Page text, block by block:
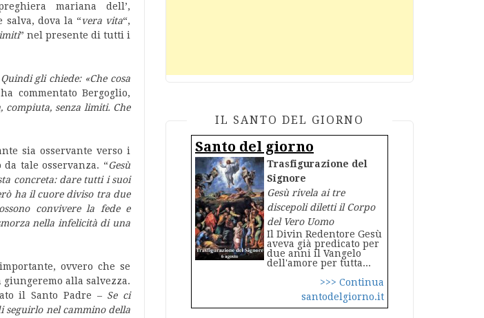
mariana dell’,
salva, dova la “vera vita“,
” nel presente di tutti i
gli chiede: «Che cosa
commentato Bergoglio,
compiuta, senza limiti. Che
sia osservante verso i
tale osservanza. “Gesù
concreta: dare tutti i suoi
ha il cuore diviso tra due
convivere la fede e
nella infelicità di una
ovvero che se
alla salvezza.
il Santo Padre – Se ci
seguirlo nel cammino della
IL SANTO DEL GIORNO
Santo del giorno
Trasfigurazione del
Signore
Gesù rivela ai tre
discepoli diletti il Corpo
del Vero Uomo
Il Divin Redentore Gesù
aveva già predicato per
due anni il Vangelo
dell'amore per tutta...
>>> Continua
santodelgiorno.it